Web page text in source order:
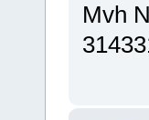
Mvh